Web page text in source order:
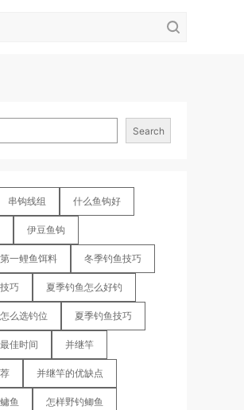
Search
串钩线组 什么鱼钩好
伊豆鱼钩
一鲤鱼饵料 冬季钓鱼技巧
巧 夏季钓鱼怎么好钓
么选钓位 夏季钓鱼技巧
佳时间 并继竿
并继竿的优缺点
鱼 怎样野钓鲫鱼